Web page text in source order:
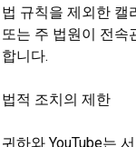
법 규칙을 제외한 캘
또는 주 법원이 전속
합니다.
법적 조치의 제한
귀하와 YouTube는